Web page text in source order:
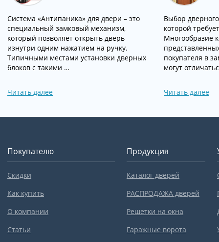
Система «Антипаника» для двери – это
специальный замковый механизм,
который позволяет открыть дверь
изнутри одним нажатием на ручку.
Типичными местами установки дверных
блоков с такими …
Читать далее
Выбор
которой
Многообразие
покупателя в
могут
Читать далее
Покупателю
Скидки
Как купить
О компании
Статьи
Продукция
Каталог дверей
РАСПРОДАЖА дверей
Решетки на окна
Гаражные ворота